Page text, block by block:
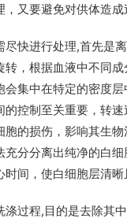
又要避免对供体造成
快进行处理,首先是
，根据血液中不同成
会集中在特定的密度
的控制至关重要，转
胞的损伤，影响其生
充分分离出纯净的白
间，使白细胞层清晰
过程,目的是去除其中